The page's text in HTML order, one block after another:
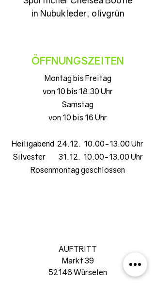
in Nubukleder, olivgrün
ÖFFNUNGSZEITEN
Montag bis Freitag
von 10 bis 18.30 Uhr
Samstag
von 10 bis 16 Uhr
Heiligabend 24.12. 10.00-13.00 Uhr
Silvester 31.12. 10.00-13.00 Uhr
Rosenmontag geschlossen
AUFTRITT
Markt 39
52146 Würselen